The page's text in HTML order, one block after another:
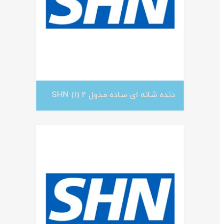
دنده شانه ای ساده مدول 2 SHN (1)